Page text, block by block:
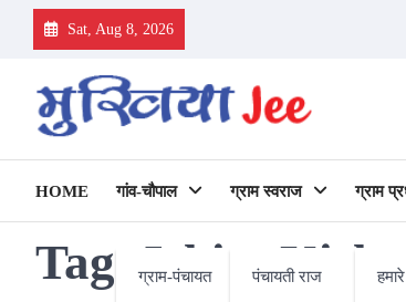
Sat, Aug 8, 2026
HOME गांव-चौपाल
ग्राम-पंचायत
ग्राम स्वराज
पंचायती राज
ग्राम
Tag:Ishita